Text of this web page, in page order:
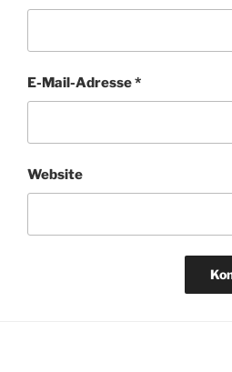
E-Mail-Adresse*
Website